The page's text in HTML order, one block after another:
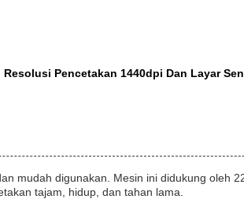
Pencetakan 1440dpi Dan Layar
mudah digunakan. Mesin ini didukung oleh
tajam, hidup, dan tahan lama.